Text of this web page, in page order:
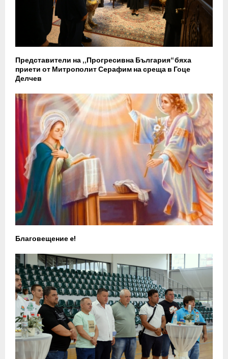
Представители на „Прогресивна България“ бяха
приети от Митрополит Серафим на среща в Гоце
Делчев
Благовещение e!